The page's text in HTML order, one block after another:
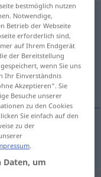
antippen)
bestmöglich nutzen
Notwendige,
Betrieb der Webseite
erforderlich sind,
auf Ihrem Endgerät
der Bereitstellung
wenn Sie uns
Ihr Einverständnis
Akzeptieren“. Sie
Besuche unserer
zu den Cookies
Sie einfach auf den
zu der
.
Daten, um